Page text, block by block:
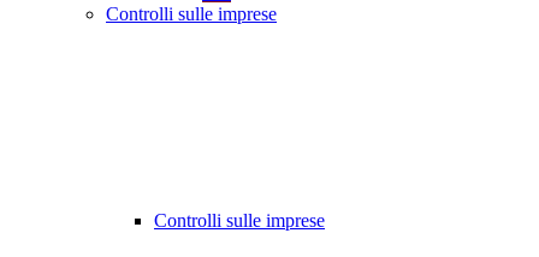
Controlli sulle imprese
Controlli sulle imprese